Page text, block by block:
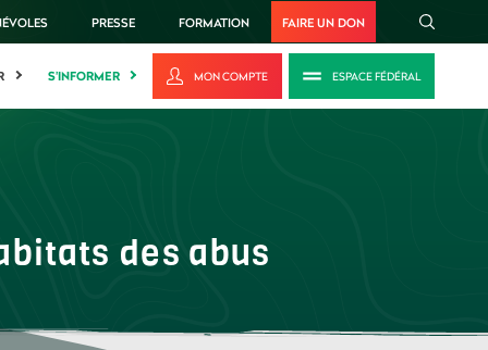
PRESSE FORMATION FAIRE UN DON
S'INFORMER MON COMPTE ESPACE FÉDÉRAL
des abus